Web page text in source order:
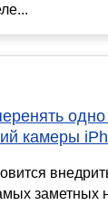
одно
камеры
заметных